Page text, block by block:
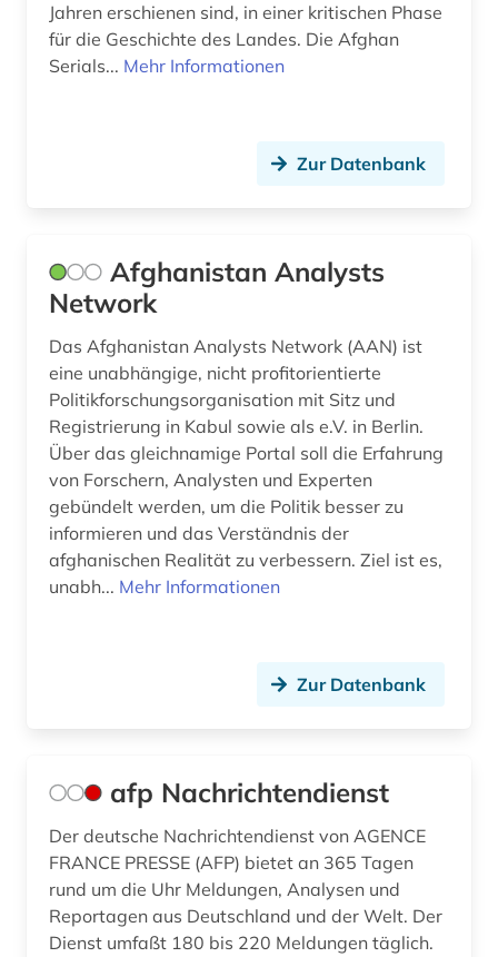
deutschland statistik (1)
deutschland. bundesrat (1)
deutschland. finanzministerium (1)
deutschsprachiger raum (1)
diagramm (1)
die @linke (1)
die linke (1)
dienstleistung (4)
diplomatie (5)
diskriminierung (1)
diskussion (1)
dissens (1)
dissertation (2)
Jahren erschienen sind, in einer kritischen Phase
für die Geschichte des Landes. Die Afghan
Serials... Mehr Informationen
Zur Datenbank
Afghanistan Analysts
Network
Das Afghanistan Analysts Network (AAN) ist
eine unabhängige, nicht profitorientierte
Politikforschungsorganisation mit Sitz und
Registrierung in Kabul sowie als e.V. in Berlin.
Über das gleichnamige Portal soll die Erfahrung
von Forschern, Analysten und Experten
gebündelt werden, um die Politik besser zu
informieren und das Verständnis der
afghanischen Realität zu verbessern. Ziel ist es,
unabh... Mehr Informationen
Zur Datenbank
afp Nachrichtendienst
Der deutsche Nachrichtendienst von AGENCE
FRANCE PRESSE (AFP) bietet an 365 Tagen
rund um die Uhr Meldungen, Analysen und
Reportagen aus Deutschland und der Welt. Der
Dienst umfaßt 180 bis 220 Meldungen täglich.